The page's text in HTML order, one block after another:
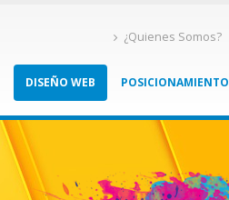
¿Quienes Somos?
DISEÑO WEB POSICIONAMIENTO